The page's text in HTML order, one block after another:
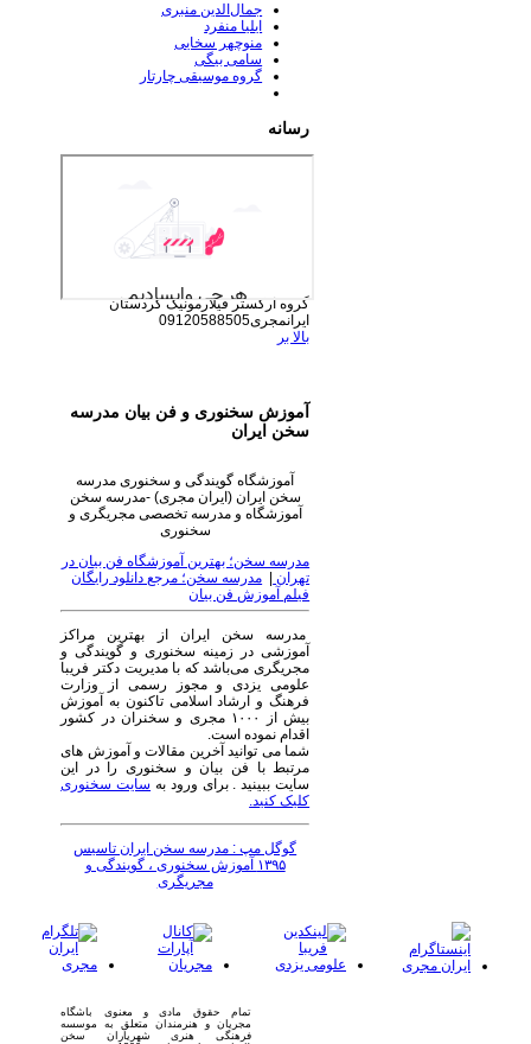
جمال‌الدین منبری
ایلیا منفرد
منوچهر سخایی
سامی بیگی
گروه موسیقی چارتار
رسانه
گروه ارکستر فیلارمونیک کردستان
ایرانمجری09120588505
بالا بر
آموزش سخنوری و فن بیان مدرسه
سخن ایران
آموزشگاه گویندگی و سخنوری مدرسه
سخن ایران (ایران مجری) -مدرسه سخن
آموزشگاه و مدرسه تخصصی مجریگری و
سخنوری
مدرسه سخن؛ بهترین آموزشگاه فن بیان در
تهران
مدرسه سخن؛ مرجع دانلود رایگان
فیلم آموزش فن بیان
مدرسه سخن ایران از بهترین مراکز
آموزشی در زمینه سخنوری و گویندگی و
مجریگری می‌باشد که با مدیریت دکتر فریبا
علومی یزدی و مجوز رسمی از وزارت
فرهنگ و ارشاد اسلامی تاکنون به آموزش
بیش از ۱۰۰۰ مجری و سخنران در کشور
اقدام نموده است.
شما می توانید آخرین مقالات و آموزش های
مرتبط با فن بیان و سخنوری را در این
سایت ببینید . برای ورود به سایت سخنوری
کلیک کنید.
گوگل مپ : مدرسه سخن ایران تاسیس
۱۳۹۵ آموزش سخنوری ، گویندگی و
مجریگری
تمام حقوق مادی و معنوی باشگاه
مجریان و هنرمندان متعلق به موسسه
فرهنگی هنری شهریاران سخن